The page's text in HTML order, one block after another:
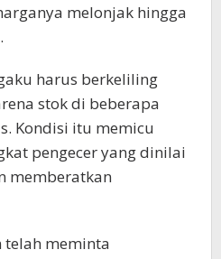
melonjak hingga
harus berkeliling
stok di beberapa
Kondisi itu memicu
pengecer yang dinilai
memberatkan
meminta